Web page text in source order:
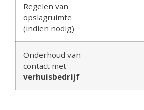
Regelen van
opslagruimte
(indien nodig)
Onderhoud van
contact met
verhuisbedrijf